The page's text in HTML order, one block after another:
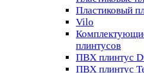
Пластиковый
Vilo
плинтусов
ПВХ плинтус
ПВХ плинтус